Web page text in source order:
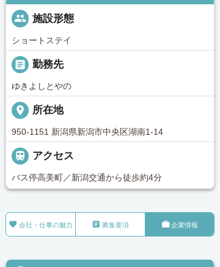
people 施設形態
ショートステイ
_pin
勤務先
ゆきよしとやの
place 所在地
950-1151 新潟県新潟市中央区湖南1-14
 アクセス
バス停高美町／新潟交通から徒歩約4分
 会社・仕事の魅力  募集要項 企業情報